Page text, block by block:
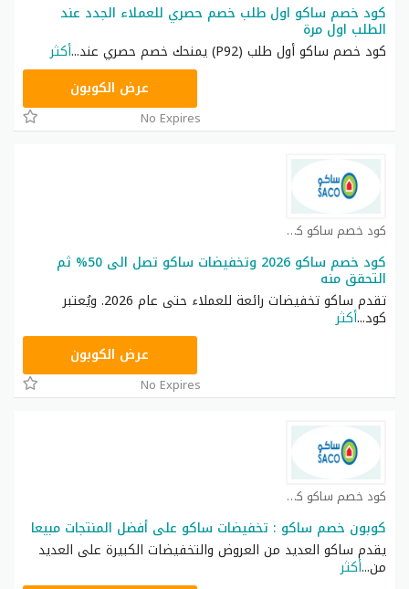
كود خصم ساكو اول طلب خصم حصري للعملاء الجدد عند
الطلب اول مرة
كود خصم ساكو أول طلب (P92) يمنحك خصم حصري عند
...أكثر
عرض الكوبون
No Expires
كود خصم ساكو كوبون
كود خصم ساكو 2026 وتخفيضات ساكو تصل الى 50% ثم
التحقق منه
تقدم ساكو تخفيضات رائعة للعملاء حتى عام 2026. ويُعتبر
كود...أكثر
عرض الكوبون
No Expires
كود خصم ساكو كوبون
كوبون خصم ساكو : تخفيضات ساكو على أفضل المنتجات مبيعا
يقدم ساكو العديد من العروض والتخفيضات الكبيرة على العديد
من...أكثر